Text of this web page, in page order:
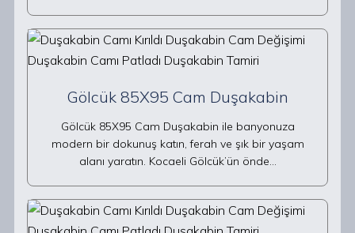
Gölcük 85X95 Cam Duşakabin
Gölcük 85X95 Cam Duşakabin ile banyonuza
modern bir dokunuş katın, ferah ve şık bir yaşam
alanı yaratın. Kocaeli Gölcük’ün önde…